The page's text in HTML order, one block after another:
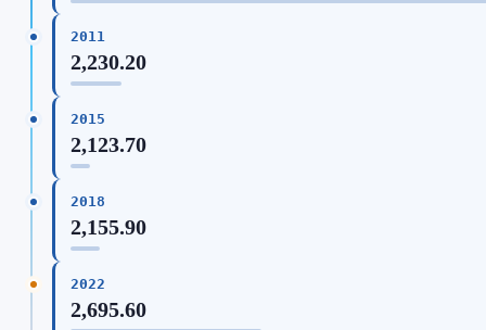
2011
2,230.20
2015
2,123.70
2018
2,155.90
2022
2,695.60